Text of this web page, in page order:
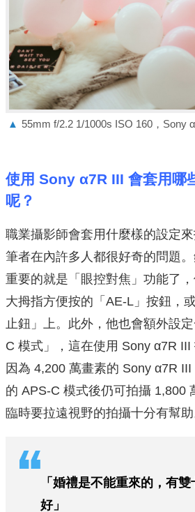
▲ 55mm f/2.2 1/1000s ISO 160，Sony
使用 Sony α7R III 會套用哪
呢？
職業攝影師會套用什麼樣的設定
筆者在內許多人都很好奇的問題
重要的就是「眼控對焦」功能了
大拇指方便按的「AE-L」按鈕，
止鈕」上。此外，他也會額外設
C 模式」，這在使用 Sony α7R III
因為 4,200 萬畫素的 Sony α7R
的 APS-C 模式後仍可拍攝 1,800
臨時要拉遠視野的拍攝十分有幫助
「婚禮是不能重來的，有
好」